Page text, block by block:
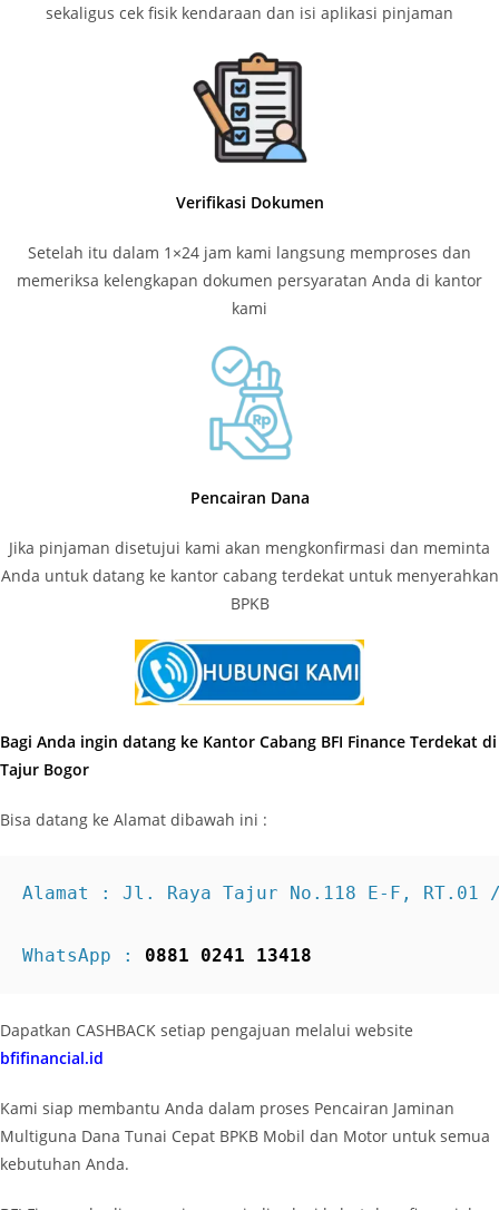
sekaligus cek fisik kendaraan dan isi aplikasi pinjaman
Verifikasi Dokumen
Setelah itu dalam 1×24 jam kami langsung memproses dan
memeriksa kelengkapan dokumen persyaratan Anda di kantor
kami
Pencairan Dana
Jika pinjaman disetujui kami akan mengkonfirmasi dan meminta
Anda untuk datang ke kantor cabang terdekat untuk menyerahkan
BPKB
Bagi Anda ingin datang ke Kantor Cabang BFI Finance Terdekat di
Tajur Bogor
Bisa datang ke Alamat dibawah ini :
Alamat : Jl. Raya Tajur No.118 E-F, RT.01 /
WhatsApp : 0881 0241 13418
Dapatkan CASHBACK setiap pengajuan melalui website
bfifinancial.id
Kami siap membantu Anda dalam proses Pencairan Jaminan
Multiguna Dana Tunai Cepat BPKB Mobil dan Motor untuk semua
kebutuhan Anda.